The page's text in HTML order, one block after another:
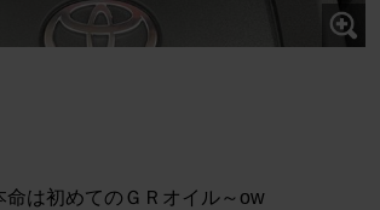
命は初めてのＧＲオイル～ow